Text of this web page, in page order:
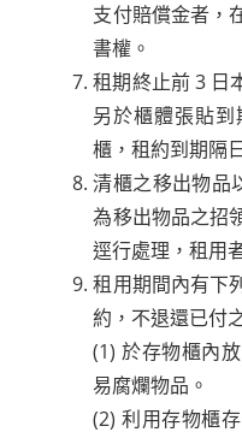
支付賠償金者，
書權。
租期終止前 3 日
另於櫃體張貼
櫃，租約到期隔
清櫃之移出物品
為移出物品之招
逕行處理，租用
租用期間內有下
約，不退還已付
(1) 於存物櫃內
易腐爛物品。
(2) 利用存物櫃